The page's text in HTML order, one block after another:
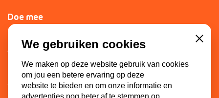
Doe mee
Lid worden
Vacatures
Doneren
Sponsoren
We gebruiken cookies
We maken op deze website gebruik van cookies
om jou een betere ervaring op deze
website te bieden en om onze informatie en
Close